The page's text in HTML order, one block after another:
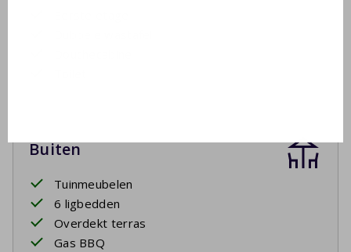
Buiten
Tuinmeubelen
6 ligbedden
Overdekt terras
Gas BBQ